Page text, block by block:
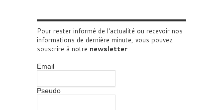
Pour rester informé de l'actualité ou recevoir nos
informations de dernière minute, vous pouvez
souscrire à notre newsletter.
Email
Pseudo